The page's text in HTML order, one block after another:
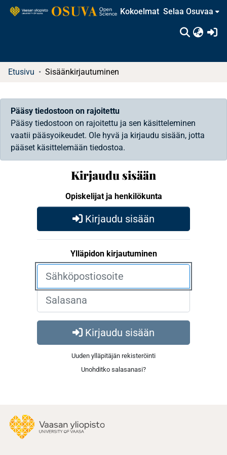
Kokoelmat Selaa Osuvaa
Etusivu Sisäänkirjautuminen
Pääsy tiedostoon on rajoitettu
Pääsy tiedostoon on rajoitettu ja sen käsitteleminen
vaatii pääsyoikeudet. Ole hyvä ja kirjaudu sisään, jotta
pääset käsittelemään tiedostoa.
Kirjaudu sisään
Opiskelijat ja henkilökunta
Kirjaudu sisään
Ylläpidon kirjautuminen
Kirjaudu sisään
Uuden ylläpitäjän rekisteröinti
Unohditko salasanasi?